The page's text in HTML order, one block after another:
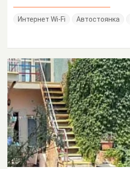
Интернет Wi-Fi Автостоянка